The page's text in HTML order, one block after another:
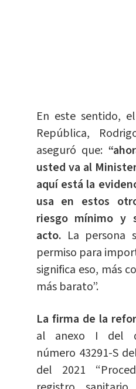
En este sentido,
República,
aseguró que:
usted va al
aquí está la
usa en estos
riesgo mínimo y
acto. La persona
permiso para
significa eso, más
más barato”.
La firma de la
al anexo I del
número 43291-S
del 2021